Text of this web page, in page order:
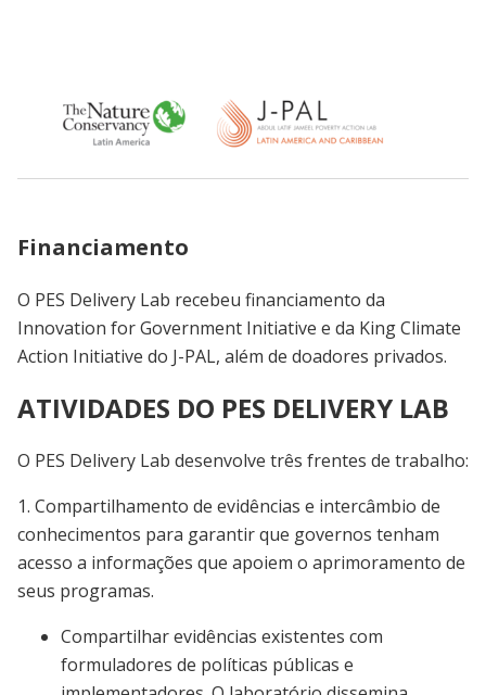
Financiamento
O PES Delivery Lab recebeu financiamento da
Innovation for Government Initiative e da King Climate
Action Initiative do J-PAL, além de doadores privados.
ATIVIDADES DO PES DELIVERY LAB
O PES Delivery Lab desenvolve três frentes de trabalho:
1. Compartilhamento de evidências e intercâmbio de
conhecimentos para garantir que governos tenham
acesso a informações que apoiem o aprimoramento de
seus programas.
Compartilhar evidências existentes com
formuladores de políticas públicas e